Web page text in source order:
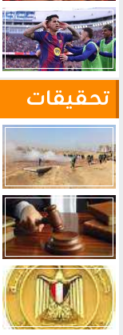
تحقيقات